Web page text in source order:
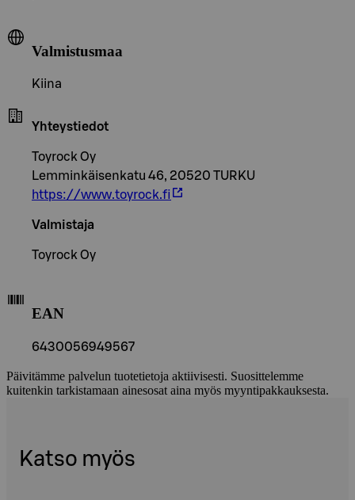
Valmistusmaa
Kiina
Yhteystiedot
Toyrock Oy
Lemminkäisenkatu 46, 20520 TURKU
https://www.toyrock.fi
Valmistaja
Toyrock Oy
EAN
6430056949567
Päivitämme palvelun tuotetietoja aktiivisesti. Suosittelemme
kuitenkin tarkistamaan ainesosat aina myös myyntipakkauksesta.
Katso myös